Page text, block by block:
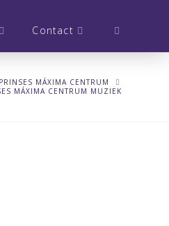
Contact
MÁXIMA CENTRUM
MÁXIMA CENTRUM MUZIEK